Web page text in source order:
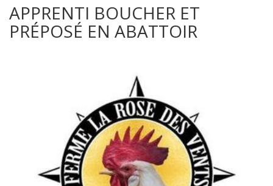
APPRENTI BOUCHER ET
PRÉPOSÉ EN ABATTOIR